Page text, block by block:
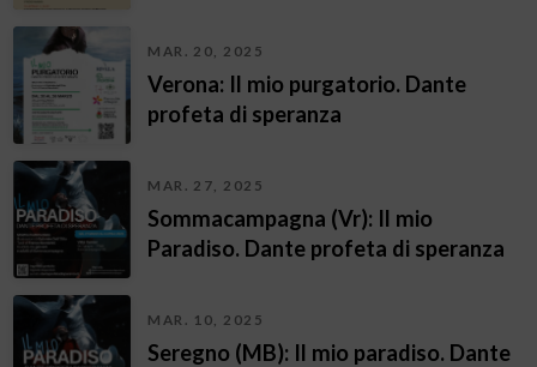
MAR. 20, 2025
Verona: Il mio purgatorio. Dante
profeta di speranza
MAR. 27, 2025
Sommacampagna (Vr): Il mio
Paradiso. Dante profeta di speranza
MAR. 10, 2025
Seregno (MB): Il mio paradiso. Dante